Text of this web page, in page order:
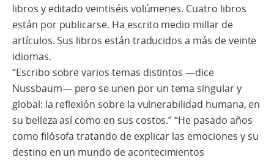
libros y editado veintiséis volúmenes. Cuatro libros
están por publicarse. Ha escrito medio millar de
artículos. Sus libros están traducidos a más de veinte
idiomas.
“Escribo sobre varios temas distintos —dice
Nussbaum— pero se unen por un tema singular y
global: la reflexión sobre la vulnerabilidad humana, en
su belleza así como en sus costos.” “He pasado años
como filósofa tratando de explicar las emociones y su
destino en un mundo de acontecimientos